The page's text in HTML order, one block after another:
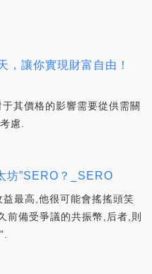
，讓你實現財富自由！
其價格的影響需要從供需關
慮.
坊”SERO？_SERO
最高,他很可能會搖搖頭笑
備受爭議的共振幣,后者,則